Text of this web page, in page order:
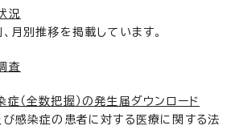
況
月別推移を掲載しています。
査
（全数把握）の発生届ダウンロード
び感染症の患者に対する医療に関する法